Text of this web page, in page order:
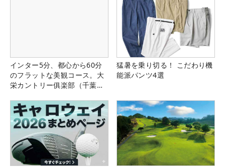
インター5分、都心から60分
のフラットな美観コース。大
栄カントリー俱楽部（千葉
猛暑を乗り切る！ こだわり機
能派パンツ4選